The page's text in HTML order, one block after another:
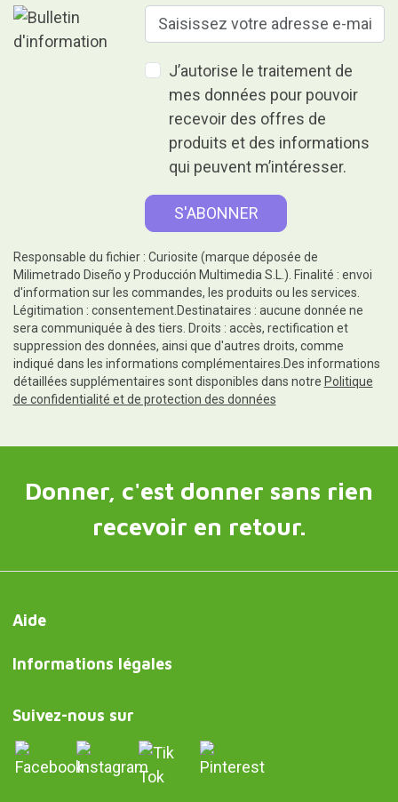
J’autorise le traitement de
mes données pour pouvoir
recevoir des offres de
produits et des informations
qui peuvent m’intéresser.
Responsable du fichier : Curiosite (marque déposée de
Milimetrado Diseño y Producción Multimedia S.L.). Finalité : envoi
d'information sur les commandes, les produits ou les services.
Légitimation : consentement.Destinataires : aucune donnée ne
sera communiquée à des tiers. Droits : accès, rectification et
suppression des données, ainsi que d'autres droits, comme
indiqué dans les informations complémentaires.Des informations
détaillées supplémentaires sont disponibles dans notre Politique
de confidentialité et de protection des données
Donner, c'est donner sans rien
recevoir en retour.
Aide
Informations légales
Suivez-nous sur